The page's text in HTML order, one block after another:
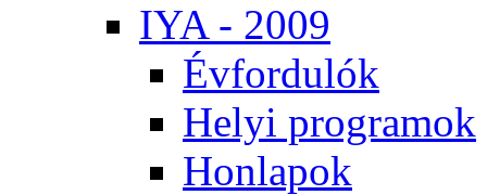
IYA - 2009
Év­for­du­lók
He­lyi prog­ra­mok
Hon­la­pok